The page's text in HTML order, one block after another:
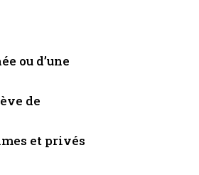
ou d’une
de
et privés